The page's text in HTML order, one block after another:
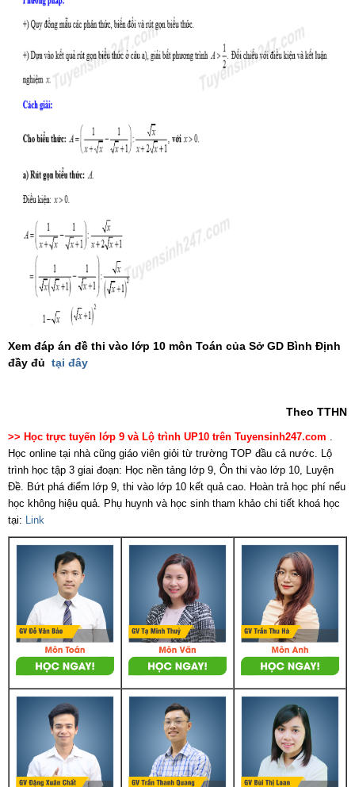
Xem đáp án đề thi vào lớp 10 môn Toán của Sở GD Bình Định
đầy đủ tại đây
Theo TTHN
>> Học trực tuyến lớp 9 và Lộ trình UP10 trên Tuyensinh247.com .
Học online tại nhà cũng giáo viên giỏi từ trường TOP đầu cả nước. Lộ
trình học tập 3 giai đoạn: Học nền tảng lớp 9, Ôn thi vào lớp 10, Luyện
Đề. Bứt phá điểm lớp 9, thi vào lớp 10 kết quả cao. Hoàn trả học phí nếu
học không hiệu quả. Phụ huynh và học sinh tham khảo chi tiết khoá học
tại: Link